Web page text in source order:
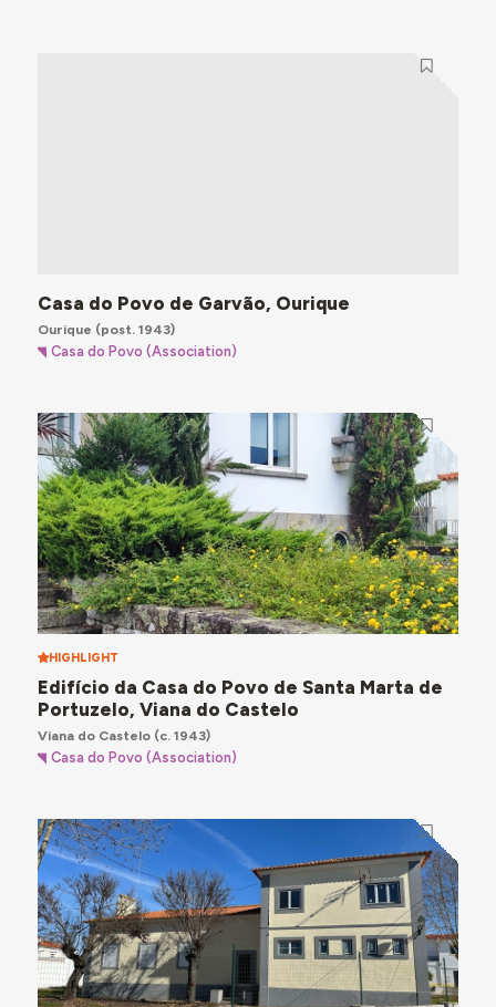
Casa do Povo de Garvão, Ourique
Ourique (post. 1943)
Casa do Povo (Association)
HIGHLIGHT
Edifício da Casa do Povo de Santa Marta de
Portuzelo, Viana do Castelo
Viana do Castelo(c. 1943)
Casa do Povo (Association)